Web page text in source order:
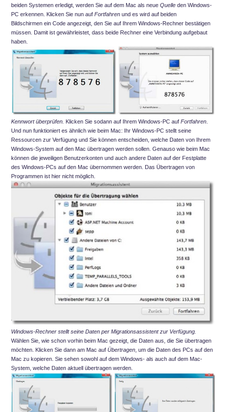
beiden Systemen erledigt, werden Sie auf dem Mac als neue Quelle den Windows-
PC erkennen. Klicken Sie nun auf Fortfahren und es wird auf beiden
Bildschirmen ein Code angezeigt, den Sie auf Ihrem Windows-Rechner bestätigen
müssen. Damit ist gewährleistet, dass beide Rechner eine Verbindung aufgebaut
haben.
Kennwort überprüfen. Klicken Sie sodann auf Ihrem Windows-PC auf Fortfahren
Und nun funktioniert es ähnlich wie beim Mac: Ihr Windows-PC stellt seine
Ressourcen zur Verfügung und Sie können entscheiden, welche Daten von Ihrem
Windows-System auf den Mac übertragen werden sollen. Genauso wie beim Mac
können die jeweiligen Benutzerkonten und auch andere Daten auf der Festplatte
des Windows-PCs auf den Mac übernommen werden. Das Übertragen von
Programmen ist hier nicht möglich.
Windows-Rechner stellt seine Daten per Migrationsassistent zur Verfügung.
Wählen Sie, wie schon vorhin beim Mac gezeigt, die Daten aus, die Sie übertragen
möchten. Klicken Sie dann am Mac auf Übertragen , um die Daten des PCs auf den
Mac zu kopieren. Sie sehen sowohl auf dem Windows- als auch auf dem Mac-
System, welche Daten aktuell übertragen werden.